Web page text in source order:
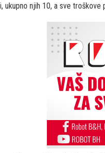
ukupno njih 10, a sve troškove